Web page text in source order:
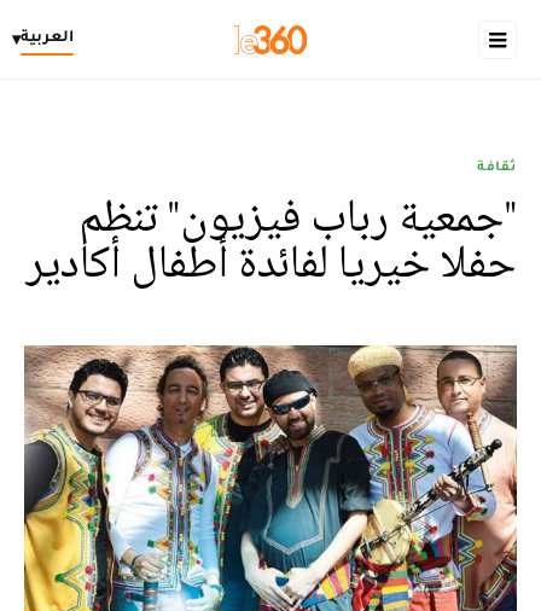
العربية▾
ثقافة
"جمعية رباب فيزيون" تنظم
حفلا خيريا لفائدة أطفال أكادير